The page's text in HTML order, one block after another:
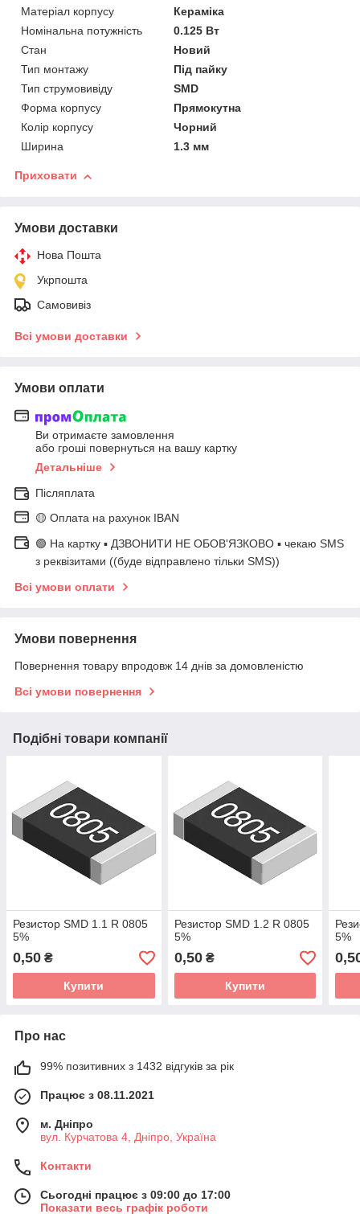
Матеріал корпусу
Кераміка
Номінальна потужність
0.125 Вт
Стан
Новий
Тип монтажу
Під пайку
Тип струмовивіду
SMD
Форма корпусу
Прямокутна
Колір корпусу
Чорний
Ширина
1.3 мм
Приховати
Умови доставки
Нова Пошта
Укрпошта
Самовивіз
Всі умови доставки
Умови оплати
Ви отримаєте замовлення
або гроші повернуться на вашу картку
Детальніше
Післяплата
🟡 Оплата на рахунок IBAN
🟢 На картку ▪️ ДЗВОНИТИ НЕ ОБОВ'ЯЗКОВО ▪️ чекаю SMS
з реквізитами ((буде відправлено тільки SMS))
Всі умови оплати
Умови повернення
Повернення товару впродовж 14 днів за домовленістю
Всі умови повернення
Подібні товари компанії
Резистор SMD 1.1 R 0805
5%
0,50 ₴
Купити
Резистор SMD 1.2 R 0805
5%
0,50₴
Купити
5%
Про нас
99% позитивних з 1432 відгуків за рік
Працює з 08.11.2021
м. Дніпро
вул. Курчатова 4, Дніпро, Україна
Контакти
Сьогодні працює з 09:00 до 17:00
Показати весь графік роботи